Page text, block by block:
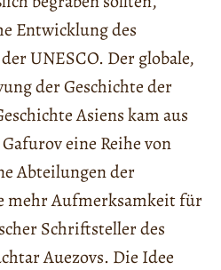
Entwicklung des
UNESCO. Der globale,
der Geschichte der
Asiens kam aus
eine Reihe von
Abteilungen der
mehr Aufmerksamkeit für
Schriftsteller des
Auezovs. Die Idee